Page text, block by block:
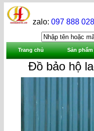
zalo:097 888
Trang chủ Sản phẩm
Đồ bảo hộ